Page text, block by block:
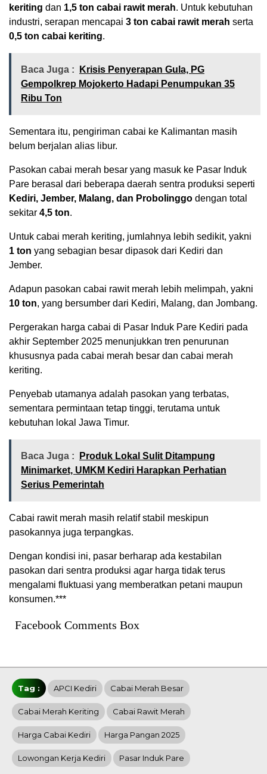
keriting dan 1,5 ton cabai rawit merah. Untuk kebutuhan
industri, serapan mencapai 3 ton cabai rawit merah serta
0,5 ton cabai keriting.
Baca Juga :
Krisis Penyerapan Gula, PG
Gempolkrep Mojokerto Hadapi Penumpukan 35
Ribu Ton
Sementara itu, pengiriman cabai ke Kalimantan masih
belum berjalan alias libur.
Pasokan cabai merah besar yang masuk ke Pasar Induk
Pare berasal dari beberapa daerah sentra produksi seperti
Kediri, Jember, Malang, dan Probolinggo dengan total
sekitar 4,5 ton.
Untuk cabai merah keriting, jumlahnya lebih sedikit, yakni
1 ton yang sebagian besar dipasok dari Kediri dan
Jember.
Adapun pasokan cabai rawit merah lebih melimpah, yakni
10 ton, yang bersumber dari Kediri, Malang, dan Jombang.
Pergerakan harga cabai di Pasar Induk Pare Kediri pada
akhir September 2025 menunjukkan tren penurunan
khususnya pada cabai merah besar dan cabai merah
keriting.
Penyebab utamanya adalah pasokan yang terbatas,
sementara permintaan tetap tinggi, terutama untuk
kebutuhan lokal Jawa Timur.
Baca Juga :
Produk Lokal Sulit Ditampung
Minimarket, UMKM Kediri Harapkan Perhatian
Serius Pemerintah
Cabai rawit merah masih relatif stabil meskipun
pasokannya juga terpangkas.
Dengan kondisi ini, pasar berharap ada kestabilan
pasokan dari sentra produksi agar harga tidak terus
mengalami fluktuasi yang memberatkan petani maupun
konsumen.***
Facebook Comments Box
Tag : APCI Kediri Cabai Merah Besar
Cabai Merah Keriting Cabai Rawit Merah
Harga Cabai Kediri Harga Pangan 2025
Lowongan Kerja Kediri Pasar Induk Pare